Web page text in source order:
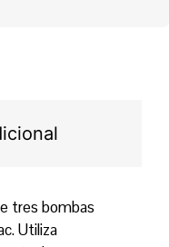
tres bombas
Utiliza